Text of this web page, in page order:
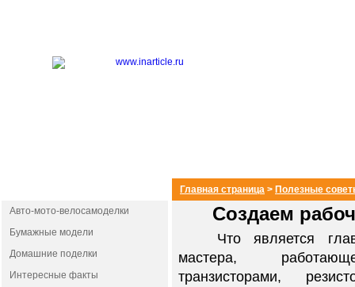
Авто-мото-велосамоделки
Бумажные модели
Домашние поделки
Интересные факты
Главная страница > Полезные
Создаем
Что является
мастера,
транзисторами,